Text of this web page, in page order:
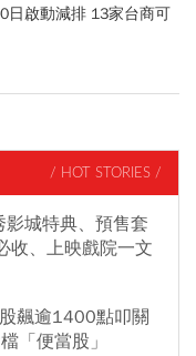
日啟動減排 13家台商可
/ HOT STORIES /
城特典、預售套
收、上映戲院一文
飆逾1400點叩關
「便當股」